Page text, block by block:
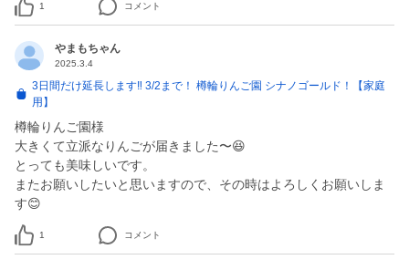
1 コメント
やまもちゃん
2025.3.4
3日間だけ延長します‼ 3/2まで！ 樽輪りんご園 シナノゴールド！【家庭
用】
樽輪りんご園様
大きくて立派なりんごが届きました〜😆
とっても美味しいです。
またお願いしたいと思いますので、その時はよろしくお願いしま
1 コメント